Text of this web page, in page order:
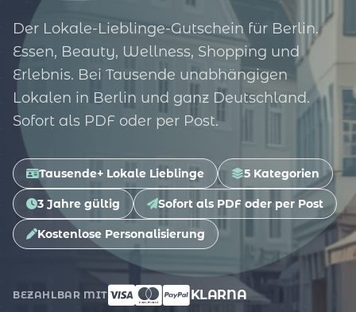
Der Lokale-Lieblinge-Gutschein für Berlin.
Essen, Beauty, Wellness, Shopping und
Erlebnis. Bei Tausende unabhängigen
Lokalen in Berlin und ganz Deutschland.
Sofort als PDF oder per Post.
Tausende+ Lokale Lieblinge 5 Kategorien
3 Jahre gültig Sofort als PDF oder per Post
Kostenlose Personalisierung
BEZAHLBAR MIT KLARNA